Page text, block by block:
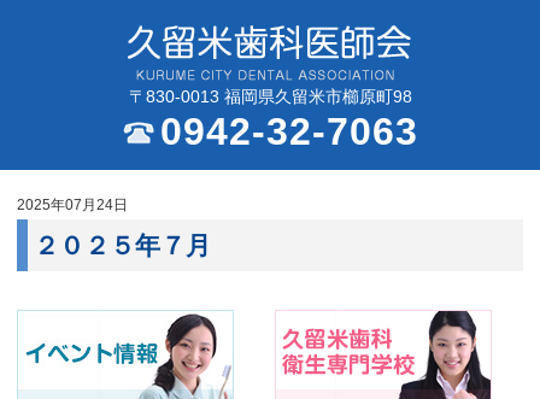
〒830-0013 福岡県久留米市櫛原町98
0942-32-7063
2025年07月24日
２０２５年７月